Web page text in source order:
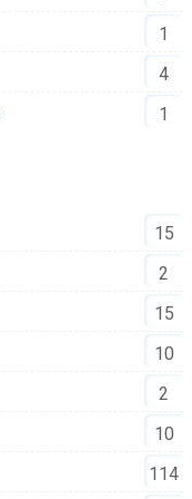
1
4
1
15
2
15
10
2
10
114